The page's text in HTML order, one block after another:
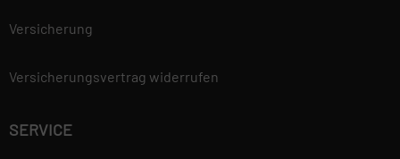
Versicherung
Versicherungsvertrag widerrufen
SERVICE